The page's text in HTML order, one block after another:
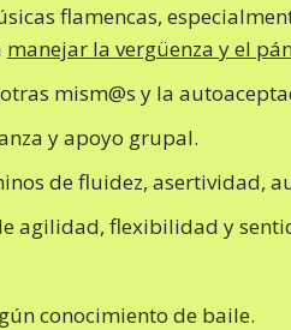
flamencas,
manejar la vergüenza y el
mism@s y la
y apoyo grupal.
de fluidez, asertividad,
agilidad, flexibilidad y
conocimiento de baile.